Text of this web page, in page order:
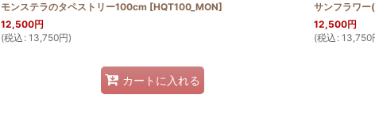
モンステラのタペストリー100cm [HQT100_MON]
12,500円
(税込 : 13,750円)
カートに入れる
サンフラワ
12,500円
(税込 : 13,750